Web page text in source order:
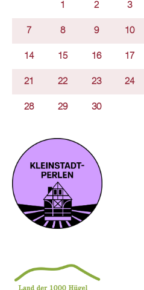
1 2 3
7 8 9 10
14 15 16 17
21 22 23 24
28 29 30